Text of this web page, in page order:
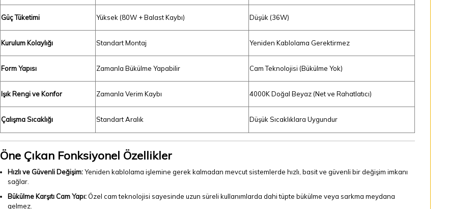
Güç Tüketimi Yüksek (80W + Balast Kaybı) Düşük (36W)
Kurulum Kolaylığı Standart Montaj Yeniden Kablolama Gerektirmez
Form Yapısı Zamanla Bükülme Yapabilir Cam Teknolojisi (Bükülme Yok)
Işık Rengi ve Konfor Zamanla Verim Kaybı 4000K Doğal Beyaz (Net ve Rahatlatıcı)
Çalışma Sıcaklığı Standart Aralık Düşük Sıcaklıklara Uygundur
Öne Çıkan Fonksiyonel Özellikler
Hızlı ve Güvenli Değişim:Yeniden kablolama işlemine gerek kalmadan mevcut sistemlerde hızlı, basit ve güvenli bir değişim imkanı
sağlar.
Bükülme Karşıtı Cam Yapı:Özel cam teknolojisi sayesinde uzun süreli kullanımlarda dahi tüpte bükülme veya sarkma meydana
gelmez.